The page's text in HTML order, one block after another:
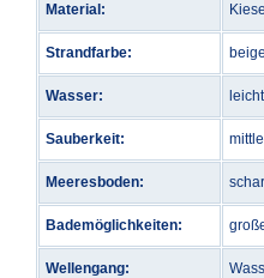
Material:
Strandfarbe:
Wasser:
Sauberkeit:
Meeresboden:
Bademöglichkeiten:
Wellengang: